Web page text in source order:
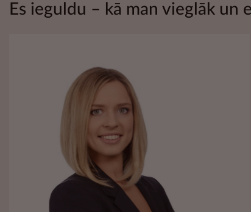
Es ieguldu – kā man vieglāk